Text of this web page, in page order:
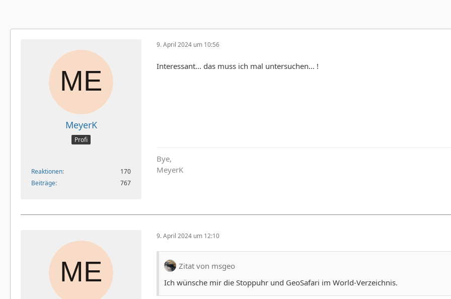
MeyerK
Profi
Reaktionen
170
Beiträge
767
9. April 2024 um 10:56
Interessant... das muss ich mal untersuchen... !
Bye,
MeyerK
9. April 2024 um 12:10
Zitat von msgeo
Ich wünsche mir die Stoppuhr und GeoSafari im World-Verzeichnis.